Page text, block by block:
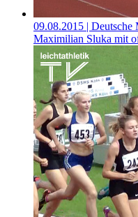
09.08.2015 |
Maximilian Sluka mit